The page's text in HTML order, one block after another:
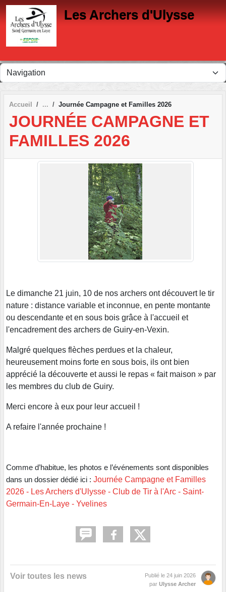
Les Archers d'Ulysse
Accueil Journée Campagne et Familles 2026
JOURNÉE CAMPAGNE ET
FAMILLES 2026
Le dimanche 21 juin, 10 de nos archers ont découvert le tir
nature : distance variable et inconnue, en pente montante
ou descendante et en sous bois grâce à l'accueil et
l'encadrement des archers de Guiry-en-Vexin.
Malgré quelques flèches perdues et la chaleur,
heureusement moins forte en sous bois, ils ont bien
apprécié la découverte et aussi le repas « fait maison » par
les membres du club de Guiry.
Merci encore à eux pour leur accueil !
A refaire l'année prochaine !
Comme d’habitue, les photos e l’événements sont disponibles
dans un dossier dédié ici : Journée Campagne et Familles
2026 - Les Archers d'Ulysse - Club de Tir à l'Arc - Saint-
Germain-En-Laye - Yvelines
Voir toutes les news Publié le 24 juin 2026
par Ulysse Archer
Panneau de gestion des cookies